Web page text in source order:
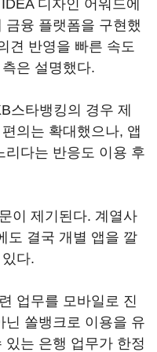
디자인 어워드에
융 플랫폼을 구현했
견 반영을 빠른 속도
은 설명했다.
스타뱅킹의 경우 제
의는 확대했으나, 앱
리다는 반응도 이용 후
이 제기된다. 계열사
도 결국 개별 앱을 깔
다.
업무를 모바일로 진
닌 쏠뱅크로 이용을 유
있는 은행 업무가 한정